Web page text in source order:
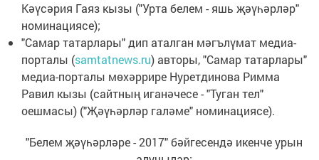
Кәүсәрия Гаяз кызы ("Урта белем - яшь җәүһәрләр"
номинациясе);
"Самар татарлары" дип аталган мәгълүмат медиа-
порталы (samtatnews.ru) авторы, "Самар татарлары"
медиа-порталы мөхәррире Нуретдинова Римма
Равил кызы (сайтның иганәчесе - "Туган тел"
оешмасы) ("Җәүһәрләр галәме" номинациясе).
"Белем җәүһәрләре - 2017" бәйгесендә икенче урын